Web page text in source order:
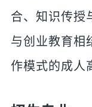
合、知识传授
与创业教育相
作模式的成人